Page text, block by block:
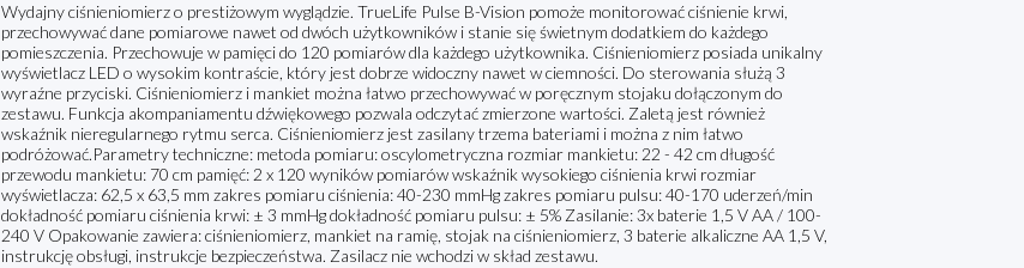
Wydajny ciśnieniomierz o prestiżowym wyglądzie. TrueLife Pulse B-Vision pomoże monitorować ciśnienie krwi,
przechowywać dane pomiarowe nawet od dwóch użytkowników i stanie się świetnym dodatkiem do każdego
pomieszczenia. Przechowuje w pamięci do 120 pomiarów dla każdego użytkownika. Ciśnieniomierz posiada unikalny
wyświetlacz LED o wysokim kontraście, który jest dobrze widoczny nawet w ciemności. Do sterowania służą 3
wyraźne przyciski. Ciśnieniomierz i mankiet można łatwo przechowywać w poręcznym stojaku dołączonym do
zestawu. Funkcja akompaniamentu dźwiękowego pozwala odczytać zmierzone wartości. Zaletą jest również
wskaźnik nieregularnego rytmu serca. Ciśnieniomierz jest zasilany trzema bateriami i można z nim łatwo
podróżować.Parametry techniczne: metoda pomiaru: oscylometryczna rozmiar mankietu: 22 - 42 cm długość
przewodu mankietu: 70 cm pamięć: 2 x 120 wyników pomiarów wskaźnik wysokiego ciśnienia krwi rozmiar
wyświetlacza: 62,5 x 63,5 mm zakres pomiaru ciśnienia: 40-230 mmHg zakres pomiaru pulsu: 40-170 uderzeń/min
dokładność pomiaru ciśnienia krwi: ± 3 mmHg dokładność pomiaru pulsu: ± 5% Zasilanie: 3x baterie 1,5 V AA / 100-
240 V Opakowanie zawiera: ciśnieniomierz, mankiet na ramię, stojak na ciśnieniomierz, 3 baterie alkaliczne AA 1,5 V,
instrukcję obsługi, instrukcje bezpieczeństwa. Zasilacz nie wchodzi w skład zestawu.